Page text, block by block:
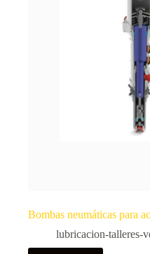
Bombas neumáticas para
lubricacion-talleres-